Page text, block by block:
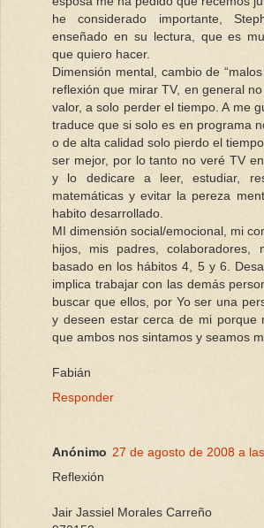
he considerado importante,
enseñado en su lectura, que es
que quiero hacer.
Dimensión mental, cambio de
reflexión que mirar TV, en general
valor, a solo perder el tiempo. A me
traduce que si solo es en programa
o de alta calidad solo pierdo el
ser mejor, por lo tanto no veré TV
y lo dedicare a leer, estudiar,
matemáticas y evitar la pereza
habito desarrollado.
MI dimensión social/emocional, mi
hijos, mis padres, colaboradores,
basado en los hábitos 4, 5 y 6.
implica trabajar con las demás
buscar que ellos, por Yo ser una
y deseen estar cerca de mi porque
que ambos nos sintamos y seamos
Fabián
Responder
Anónimo 27 de agosto de 2008 a
Reflexión
Jair Jassiel Morales Carreño